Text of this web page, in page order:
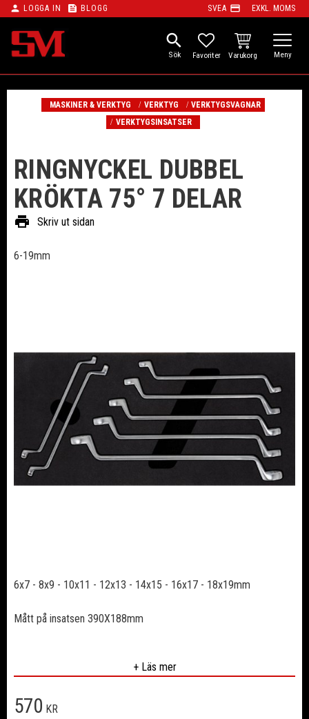
Meny
person LOGGA IN feed BLOGG SVEA payment EXKL. MOMS
search
FAVORITER
KUNDVAGN
MASKINER & VERKTYG VERKTYG
VERKTYGSVAGNAR
VERKTYGSINSATSER
RINGNYCKEL DUBBEL
KRÖKTA 75° 7 DELAR
print Skriv ut sidan
6-19mm
6x7 - 8x9 - 10x11 - 12x13 - 14x15 - 16x17 - 18x19mm
Mått på insatsen 390X188mm
+ Läs mer
570 KR